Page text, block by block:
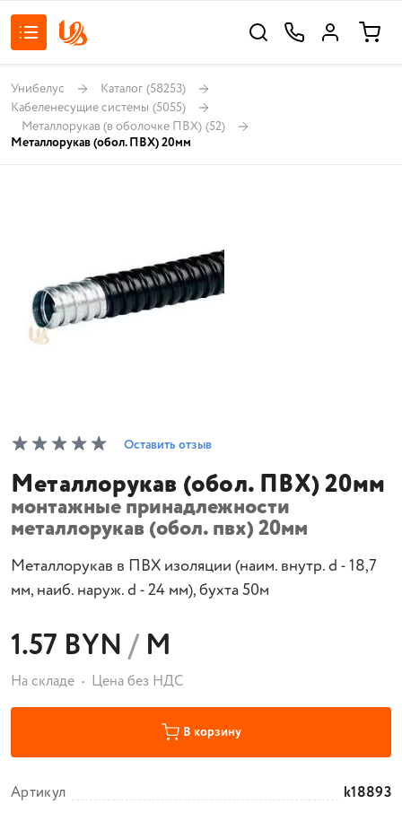
Унибелус Каталог (58253)
Кабеленесущие системы (5055)
Металлорукав (в оболочке ПВХ) (52)
Металлорукав (обол. ПВХ) 20мм
Оставить отзыв
Металлорукав (обол. ПВХ) 20мм
монтажные принадлежности
металлорукав (обол. пвх) 20мм
Металлорукав в ПВХ изоляции (наим. внутр. d - 18,7
мм, наиб. наруж. d - 24 мм), бухта 50м
1.57 BYN/ М
На складе Цена без НДС
В корзину
Артикул
k18893